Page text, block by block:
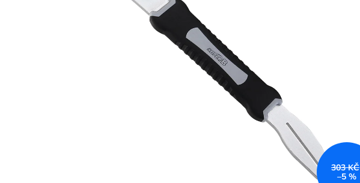
303 KČ
–5 %